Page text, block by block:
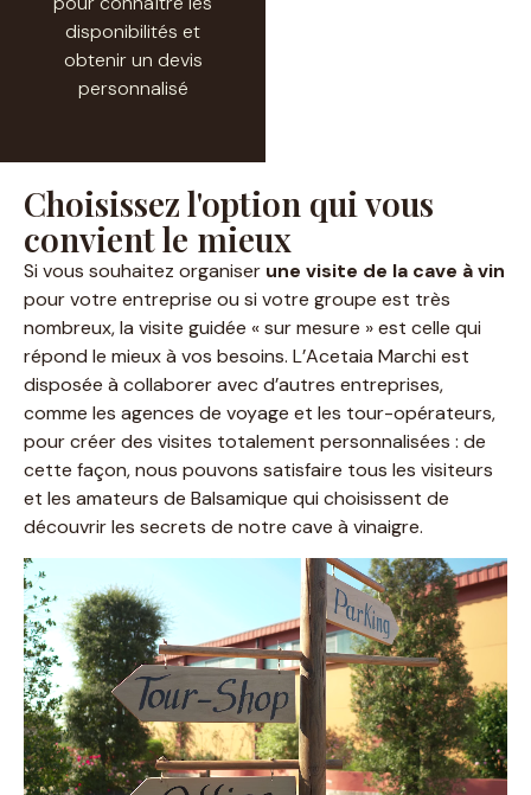
disponibilités et
obtenir un devis
personnalisé
Choisissez l'option qui vous
convient le mieux
Si vous souhaitez organiser une visite de la cave à vin
pour votre entreprise ou si votre groupe est très
nombreux, la visite guidée « sur mesure » est celle qui
répond le mieux à vos besoins. L’Acetaia Marchi est
disposée à collaborer avec d’autres entreprises,
comme les agences de voyage et les tour-opérateurs,
pour créer des visites totalement personnalisées : de
cette façon, nous pouvons satisfaire tous les visiteurs
et les amateurs de Balsamique qui choisissent de
découvrir les secrets de notre cave à vinaigre.